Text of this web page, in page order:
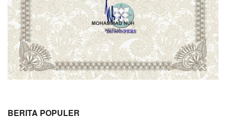
BERITA POPULER